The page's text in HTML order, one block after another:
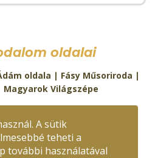
oldalai
oldala | Fásy Műsoriroda |
Magyarok Világszépe
Telefon:+36-30/488-2719
A sütik
teheti a
további használatával